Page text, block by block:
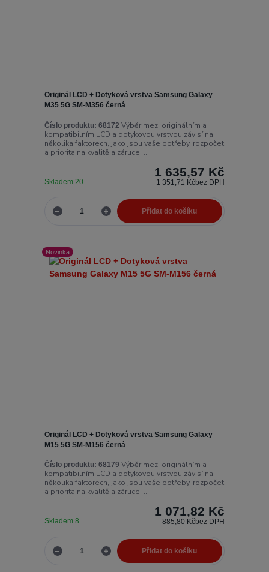
Originál LCD + Dotyková vrstva Samsung Galaxy
M35 5G SM-M356 černá
Číslo produktu: 68172 Výběr mezi originálním a
kompatibilním LCD a dotykovou vrstvou závisí na
několika faktorech, jako jsou vaše potřeby, rozpočet
a priorita na kvalitě a záruce. ...
1 635,57 Kč
1 351,71 Kčbez DPH
Skladem 20
Přidat do košíku
Novinka
Originál LCD + Dotyková vrstva Samsung Galaxy
M15 5G SM-M156 černá
Číslo produktu: 68179 Výběr mezi originálním a
kompatibilním LCD a dotykovou vrstvou závisí na
několika faktorech, jako jsou vaše potřeby, rozpočet
a priorita na kvalitě a záruce. ...
1 071,82 Kč
885,80 Kčbez DPH
Skladem 8
Přidat do košíku